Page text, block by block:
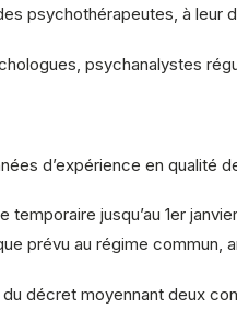
psychothérapeutes, à leur
psychanalystes
d’expérience en
jusqu’au 1er
prévu au régime commun,
décret moyennant deux